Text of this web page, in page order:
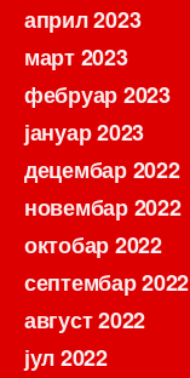
април 2023
март 2023
фебруар 2023
јануар 2023
децембар 2022
новембар 2022
октобар 2022
септембар 2022
август 2022
јул 2022